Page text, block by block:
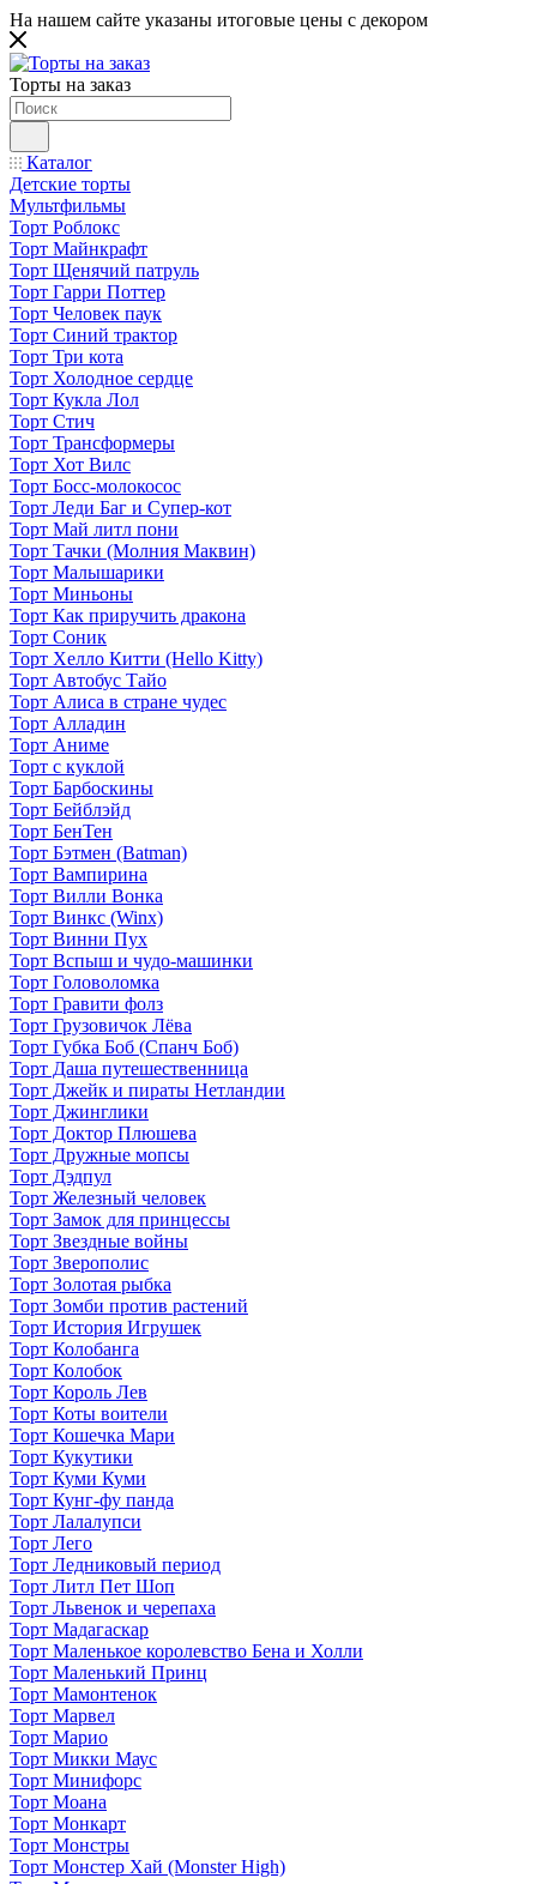
На нашем сайте указаны итоговые цены с декором
Торты на заказ
Каталог
Детские торты
Мультфильмы
Торт Роблокс
Торт Майнкрафт
Торт Щенячий патруль
Торт Гарри Поттер
Торт Человек паук
Торт Синий трактор
Торт Три кота
Торт Холодное сердце
Торт Кукла Лол
Торт Стич
Торт Трансформеры
Торт Хот Вилс
Торт Босс-молокосос
Торт Леди Баг и Супер-кот
Торт Май литл пони
Торт Тачки (Молния Маквин)
Торт Малышарики
Торт Миньоны
Торт Как приручить дракона
Торт Соник
Торт Хелло Китти (Hello Kitty)
Торт Автобус Тайо
Торт Алиса в стране чудес
Торт Алладин
Торт Аниме
Торт с куклой
Торт Барбоскины
Торт Бейблэйд
Торт БенТен
Торт Бэтмен (Batman)
Торт Вампирина
Торт Вилли Вонка
Торт Винкс (Winx)
Торт Винни Пух
Торт Вспыш и чудо-машинки
Торт Головоломка
Торт Гравити фолз
Торт Грузовичок Лёва
Торт Губка Боб (Спанч Боб)
Торт Даша путешественница
Торт Джейк и пираты Нетландии
Торт Джинглики
Торт Доктор Плюшева
Торт Дружные мопсы
Торт Дэдпул
Торт Железный человек
Торт Замок для принцессы
Торт Звездные войны
Торт Зверополис
Торт Золотая рыбка
Торт Зомби против растений
Торт История Игрушек
Торт Колобанга
Торт Колобок
Торт Король Лев
Торт Коты воители
Торт Кошечка Мари
Торт Кукутики
Торт Куми Куми
Торт Кунг-фу панда
Торт Лалалупси
Торт Лего
Торт Ледниковый период
Торт Литл Пет Шоп
Торт Львенок и черепаха
Торт Мадагаскар
Торт Маленькое королевство Бена и Холли
Торт Маленький Принц
Торт Мамонтенок
Торт Марвел
Торт Марио
Торт Микки Маус
Торт Минифорс
Торт Моана
Торт Монкарт
Торт Монстры
Торт Монстер Хай (Monster High)